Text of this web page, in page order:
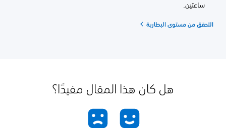
ساعتين.
التحقق من مستوى البطارية
هل كان هذا المقال مفيدًا؟